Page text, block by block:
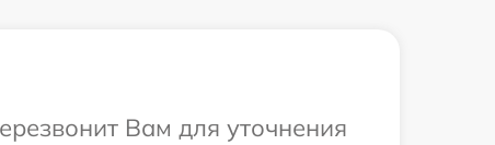
Вам для уточнения